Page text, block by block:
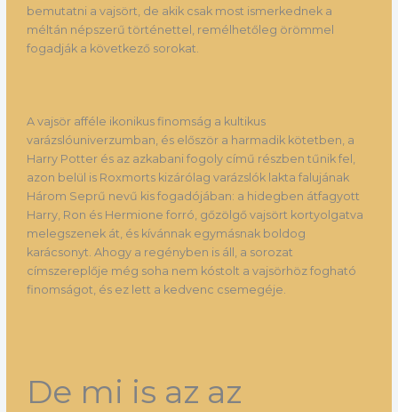
bemutatni a vajsört, de akik csak most ismerkednek a
méltán népszerű történettel, remélhetőleg örömmel
fogadják a következő sorokat.
A vajsör afféle ikonikus finomság a kultikus
varázslóuniverzumban, és először a harmadik kötetben, a
Harry Potter és az azkabani fogoly című részben tűnik fel,
azon belül is Roxmorts kizárólag varázslók lakta falujának
Három Seprű nevű kis fogadójában: a hidegben átfagyott
Harry, Ron és Hermione forró, gőzölgő vajsört kortyolgatva
melegszenek át, és kívánnak egymásnak boldog
karácsonyt. Ahogy a regényben is áll, a sorozat
címszereplője még soha nem kóstolt a vajsörhöz fogható
finomságot, és ez lett a kedvenc csemegéje.
De mi is az az